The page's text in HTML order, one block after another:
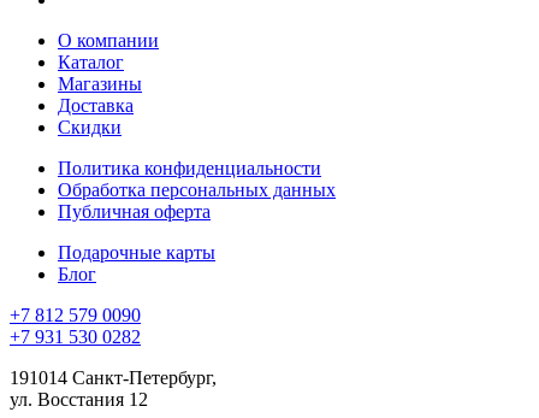
О компании
Каталог
Магазины
Доставка
Скидки
Политика конфиденциальности
Обработка персональных данных
Публичная оферта
Подарочные карты
Блог
+7 812 579 0090
+7 931 530 0282
191014 Санкт-Петербург,
ул. Восстания 12